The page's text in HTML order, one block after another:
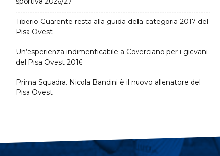
Tiberio Guarente resta alla guida della categoria 2017 del
Pisa Ovest
Un’esperienza indimenticabile a Coverciano per i giovani
del Pisa Ovest 2016
Prima Squadra. Nicola Bandini è il nuovo allenatore del
Pisa Ovest